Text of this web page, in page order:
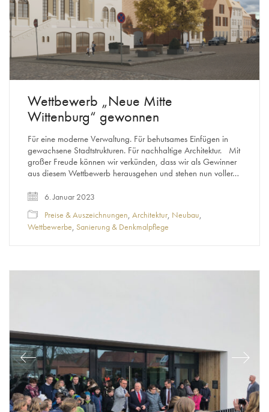
Wettbewerb „Neue Mitte
Wittenburg“ gewonnen
Für eine moderne Verwaltung. Für behutsames Einfügen in
gewachsene Stadtstrukturen. Für nachhaltige Architektur. Mit
großer Freude können wir verkünden, dass wir als Gewinner
aus diesem Wettbewerb herausgehen und stehen nun voller…
6. Januar 2023
Preise & Auszeichnungen Architektur Neubau
Wettbewerbe Sanierung & Denkmalpflege